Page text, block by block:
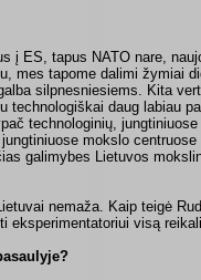
į ES, tapus NATO nare,
mes tapome dalimi žymiai
silpnesniesiems. Kita
technologiškai daug labiau
technologinių,
mokslo
galimybes Lietuvos
nemaža. Kaip teigė
eksperimentatoriui visą